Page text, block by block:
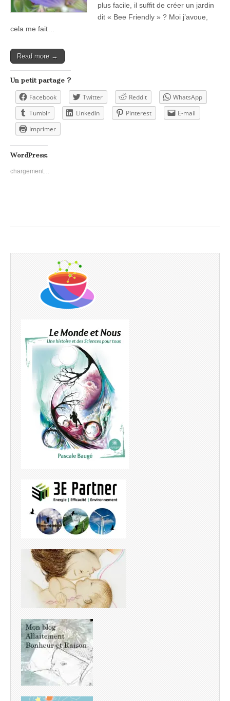
plus facile, il suffit de créer un jardin
dit « Bee Friendly » ? Moi j’avoue,
cela me fait…
Read more →
Un petit partage ?
Facebook Twitter Reddit
WhatsApp
Tumblr
LinkedIn Pinterest
E-mail
Imprimer
WordPress:
chargement…